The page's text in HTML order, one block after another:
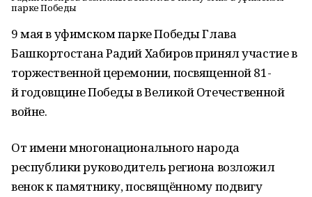
парке Победы
9 мая в уфимском парке Победы Глава
Башкортостана Радий Хабиров принял участие в
торжественной церемонии, посвященной 81-
й годовщине Победы в Великой Отечественной
войне.
От имени многонационального народа
республики руководитель региона возложил
венок к памятнику, посвящённому подвигу